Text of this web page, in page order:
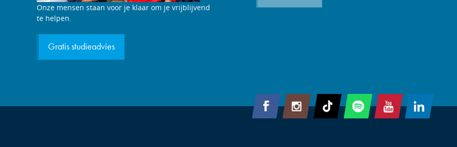
Studieadviesgesprek
aanvragen
Onze mensen staan voor je klaar om je vrijblijvend
te helpen.
Gratis studieadvies